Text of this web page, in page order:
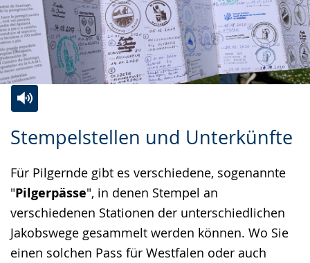
Stempelstellen und Unterkünfte
Für Pilgernde gibt es verschiedene, sogenannte
"Pilgerpässe", in denen Stempel an
verschiedenen Stationen der unterschiedlichen
Jakobswege gesammelt werden können. Wo Sie
einen solchen Pass für Westfalen oder auch
Leichten
wechseln.
Audio-
Video
Deutscher
Gebärdensprache
wird
angezeigt.